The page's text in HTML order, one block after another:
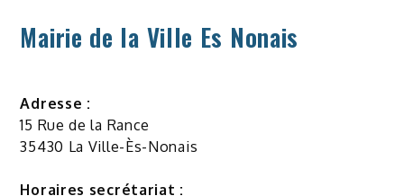
Mairie de la Ville Es Nonais
Adresse :
15 Rue de la Rance
35430 La Ville-Ès-Nonais
Horaires secrétariat :